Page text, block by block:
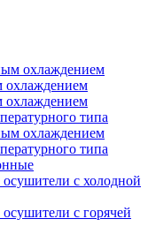
охлаждением
охлаждением
охлаждением
типа
охлаждением
типа
с холодной
с горячей